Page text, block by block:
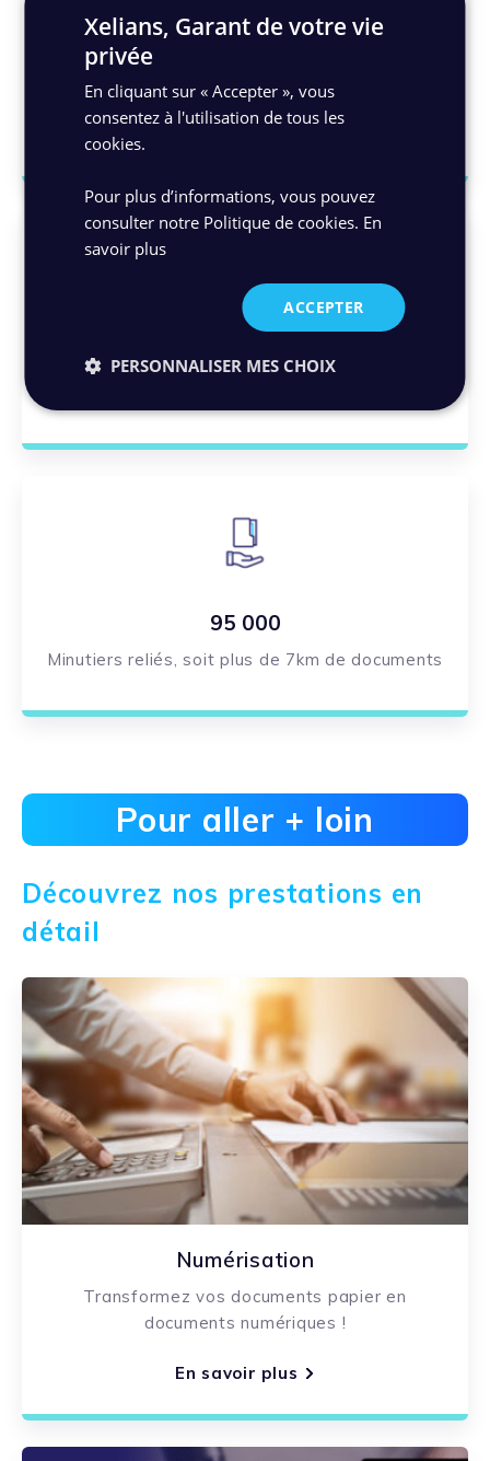
530M
Pages numérisées
6,4M
95 000
Minutiers reliés, soit plus de 7km de documents
Pour aller + loin
Découvrez nos prestations en
détail
Numérisation
Transformez vos documents papier en
documents numériques !
En savoir plus
Xelians, Garant de votre vie
privée
En cliquant sur « Accepter », vous
consentez à l'utilisation de tous les
cookies.
Pour plus d’informations, vous pouvez
consulter notre Politique de cookies. En
savoir plus
ACCEPTER
PERSONNALISER MES CHOIX